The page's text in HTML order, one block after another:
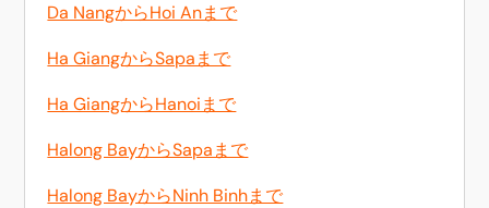
Da NangからHoi Anまで
Ha GiangからSapaまで
Ha GiangからHanoiまで
Halong BayからSapaまで
Halong BayからNinh Binhまで